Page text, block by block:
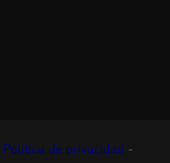
Política de privacidad -